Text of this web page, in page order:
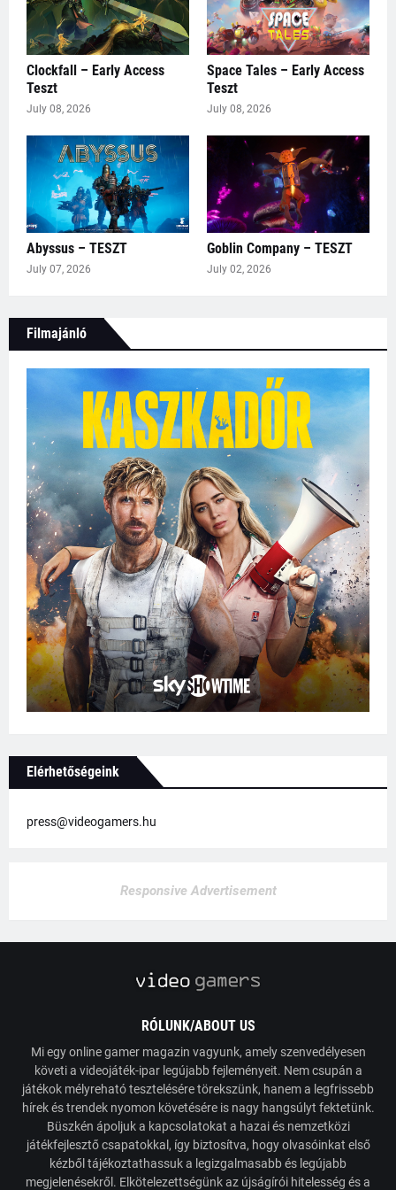
Clockfall – Early Access
Teszt
July 08, 2026
Space Tales – Early Access
Teszt
July 08, 2026
Abyssus – TESZT
July 07, 2026
Goblin Company – TESZT
July 02, 2026
Filmajánló
Elérhetőségeink
press@videogamers.hu
Responsive Advertisement
RÓLUNK/ABOUT US
Mi egy online gamer magazin vagyunk, amely szenvedélyesen
követi a videojáték-ipar legújabb fejleményeit. Nem csupán a
játékok mélyreható tesztelésére törekszünk, hanem a legfrissebb
hírek és trendek nyomon követésére is nagy hangsúlyt fektetünk.
Büszkén ápoljuk a kapcsolatokat a hazai és nemzetközi
játékfejlesztő csapatokkal, így biztosítva, hogy olvasóinkat első
kézből tájékoztathassuk a legizgalmasabb és legújabb
megjelenésekről. Elkötelezettségünk az újságírói hitelesség és a